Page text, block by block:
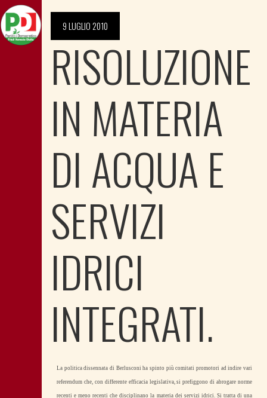
9 LUGLIO 2010
RISOLUZIONE
IN MATERIA
DI ACQUA E
SERVIZI
IDRICI
INTEGRATI.
La politica dissennata di Berlusconi ha spinto più comitati promotori ad indire vari
referendum che, con differente efficacia legislativa, si prefiggono di abrogare norme
recenti e meno recenti che disciplinano la materia dei servizi idrici. Si tratta di una